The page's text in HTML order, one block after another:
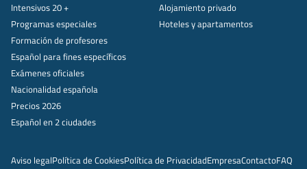
Intensivos 20 +
Programas especiales
Formación de profesores
Español para fines específicos
Exámenes oficiales
Nacionalidad española
Precios 2026
Español en 2 ciudades
Alojamiento privado
Hoteles y apartamentos
Aviso legalPolítica de CookiesPolítica de PrivacidadEmpresaContactoFAQ